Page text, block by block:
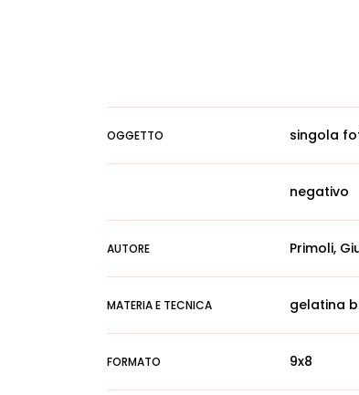
OGGETTO singola
negativo
AUTORE Primoli,
MATERIA E TECNICA gelatina
FORMATO 9x8